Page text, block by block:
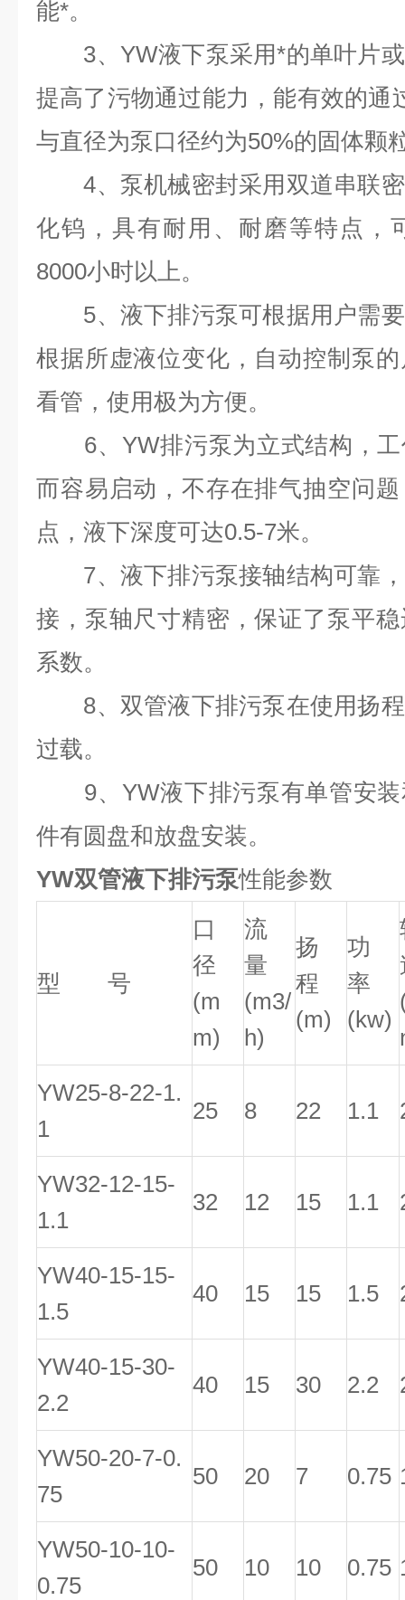
能*。
3、YW液下泵采用*的单叶片或
提高了污物通过能力，能有效的通
与直径为泵口径约为50%的固体颗
4、泵机械密封采用双道串联密
化钨，具有耐用、耐磨等特点，
8000小时以上。
5、液下排污泵可根据用户需要
根据所虚液位变化，自动控制泵
看管，使用极为方便。
6、YW排污泵为立式结构，工
而容易启动，不存在排气抽空问
点，液下深度可达0.5-7米。
7、液下排污泵接轴结构可靠，
接，泵轴尺寸精密，保证了泵平
系数。
8、双管液下排污泵在使用扬程
过载。
9、YW液下排污泵有单管安装
件有圆盘和放盘安装。
YW双管液下排污泵性能参数
型 号
口
径
(m
m)
流
量
(m3/
h)
扬
程
(m)
功
率
(kw)
YW25-8-22-1.
1
25 8 22 1.1
YW32-12-15-
1.1
32 12 15 1.1
YW40-15-15-
1.5
40 15 15 1.5
YW40-15-30-
2.2
40 15 30 2.2
YW50-20-7-0.
75
50 20 7 0.75
YW50-10-10-
0.75
50 10 10 0.75